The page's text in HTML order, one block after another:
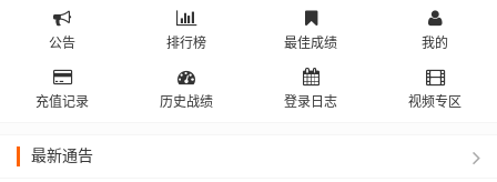
公告 排行榜 最佳成绩 我的
充值记录 历史战绩 登录日志 视频专区
最新通告